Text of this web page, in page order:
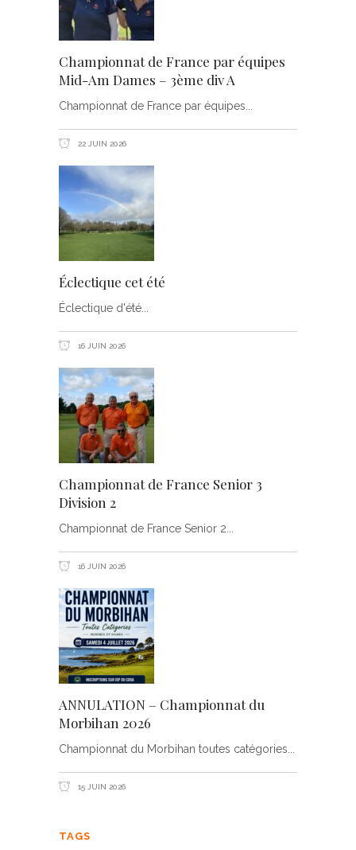
Championnat de France par équipes
Mid-Am Dames – 3ème div A
Championnat de France par équipes
22 JUIN 2026
Éclectique cet été
Éclectique d'été
16 JUIN 2026
Championnat de France Senior 3
Division 2
Championnat de France Senior 2
16 JUIN 2026
ANNULATION – Championnat du
Morbihan 2026
Championnat du Morbihan toutes catégories
15 JUIN 2026
TAGS